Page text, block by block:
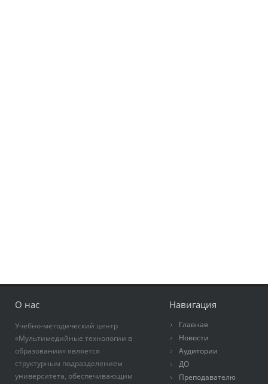
О нас
Учебно-методический центр
«Мультимедийные технологии в
образовании» является
структурным подразделением
университета, обеспечивающим
Навигация
Главная
Новости
Аудитории
ДО
Преподавателю